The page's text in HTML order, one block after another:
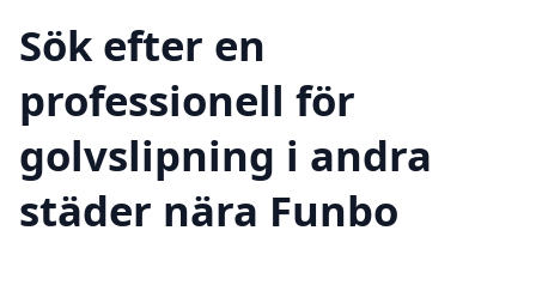
Sök efter en
professionell för
golvslipning i andra
städer nära Funbo